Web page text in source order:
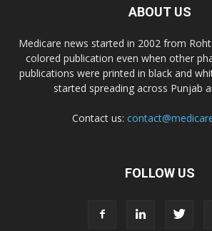
Dr. Alson Laboratories Private
Domagk Smith Labs Pvt Ltd
ABOUT US
Medicare news started in 2002 from
colored publication even when other
publications were printed in black and
started spreading across Punjab
Contact us:
FOLLOW US